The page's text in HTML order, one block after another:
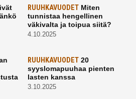
RUUHKAVUODETMiten
tunnistaa hengellinen
väkivalta ja toipua siitä?
4.10.2025
RUUHKAVUODET20
syyslomapuuhaa pienten
lasten kanssa
3.10.2025